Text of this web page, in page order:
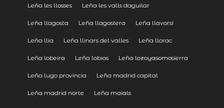
Leña les llosses Leña les valls daguilar
Leña llagosta Leña llagostera Leña llavorsí
Leña llia Leña llinars del valles Leña llorac
Leña lobeira Leña lobios Leña lozoyasomosierra
Leña lugo provincia Leña madrid capital
Leña madrid norte Leña maials